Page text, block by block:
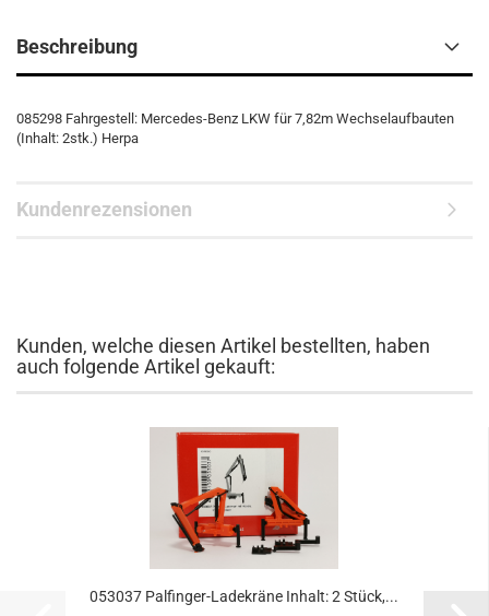
Beschreibung
085298 Fahrgestell: Mercedes-Benz LKW für 7,82m Wechselaufbauten
(Inhalt: 2stk.) Herpa
Kundenrezensionen
Kunden, welche diesen Artikel bestellten, haben
auch folgende Artikel gekauft:
053037 Palfinger-Ladekräne Inhalt: 2 Stück,...